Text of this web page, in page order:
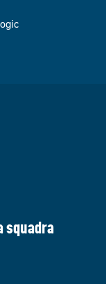
squadra